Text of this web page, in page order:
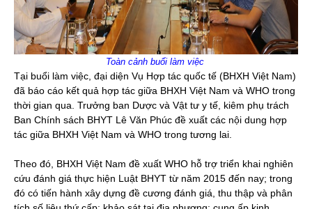
Toàn cảnh buổi làm việc
Tại buổi làm việc, đại diện Vụ Hợp tác quốc tế (BHXH Việt Nam)
đã báo cáo kết quả hợp tác giữa BHXH Việt Nam và WHO trong
thời gian qua. Trưởng ban Dược và Vật tư y tế, kiêm phụ trách
Ban Chính sách BHYT Lê Văn Phúc đề xuất các nội dung hợp
tác giữa BHXH Việt Nam và WHO trong tương lai.
Theo đó, BHXH Việt Nam đề xuất WHO hỗ trợ triển khai nghiên
cứu đánh giá thực hiện Luật BHYT từ năm 2015 đến nay; trong
đó có tiến hành xây dựng đề cương đánh giá, thu thập và phân